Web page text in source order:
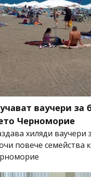
ваучери за
Черноморие
хиляди ваучери
повече семейства